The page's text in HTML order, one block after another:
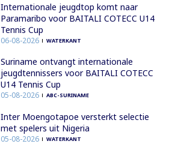
Internationale jeugdtop komt naar
Paramaribo voor BAITALI COTECC U14
Tennis Cup
06-08-2026 WATERKANT
Suriname ontvangt internationale
jeugdtennissers voor BAITALI COTECC
U14 Tennis Cup
05-08-2026 ABC-SURINAME
Inter Moengotapoe versterkt selectie
met spelers uit Nigeria
05-08-2026 WATERKANT